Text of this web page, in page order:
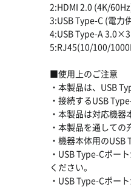
2:HDMI 2.0 (4K/
3:USB Type-C (電力
4:USB Type-A
5:RJ45(10/100/
■使用上のご注意
・本製品は、USB
・接続するUSB
・本製品は対応機
・本製品を通しての
・機器本体用の
・USB Type-Cポー
ください。
・USB Type-Cポー